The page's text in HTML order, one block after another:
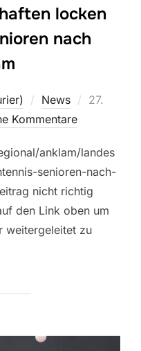
locken
nach
News
27.
Kommentare
anklam/landes
senioren-nach-
nicht richtig
den Link oben um
weitergeleitet zu